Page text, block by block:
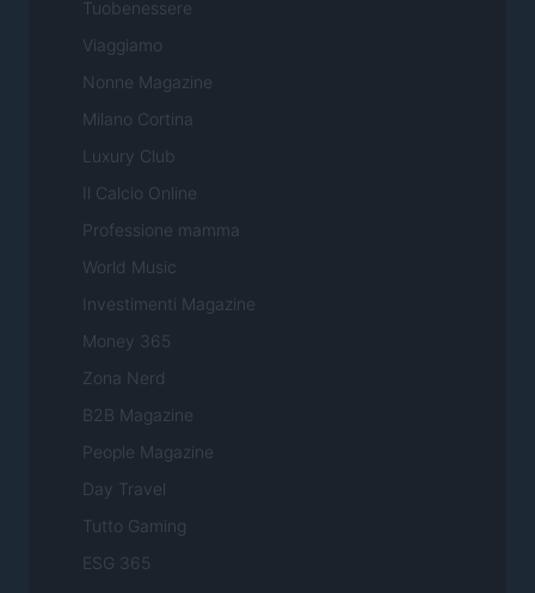
Tuobenessere
Viaggiamo
Nonne Magazine
Milano Cortina
Luxury Club
Il Calcio Online
Professione mamma
World Music
Investimenti Magazine
Money 365
Zona Nerd
B2B Magazine
People Magazine
Day Travel
Tutto Gaming
ESG 365